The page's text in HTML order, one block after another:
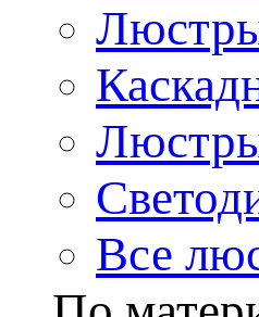
Все